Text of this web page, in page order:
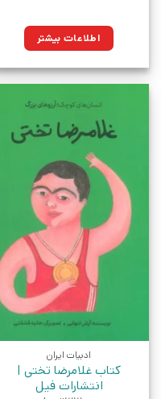
اطلاعات بیشتر
ادبیات ایران
کتاب غلامرضا تختی |
انتشارات فیل